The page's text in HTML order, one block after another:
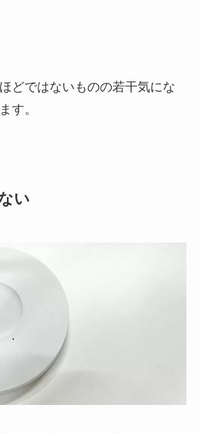
どではないものの若干気にな
す。
い